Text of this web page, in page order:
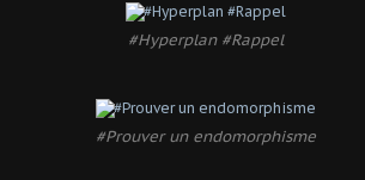
#Hyperplan #Rappel
#Prouver un endomorphisme